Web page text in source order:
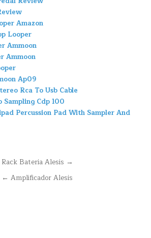
Amazon
Looper
Ammoon
Ammoon
Ap09
Rca To Usb Cable
Sampling Cdp 100
Percussion Pad With Sampler And
Rack Bateria Alesis →
← Amplificador Alesis